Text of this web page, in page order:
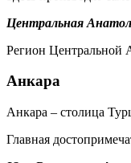
Центральная
Регион Центральной
Анкара
Анкара – столица
Главная